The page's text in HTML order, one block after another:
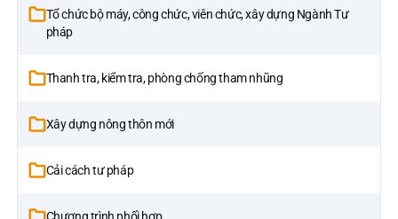
Tổ chức bộ máy, công chức, viên chức, xây dựng Ngành Tư
pháp
Thanh tra, kiểm tra, phòng chống tham nhũng
Xây dựng nông thôn mới
Cải cách tư pháp